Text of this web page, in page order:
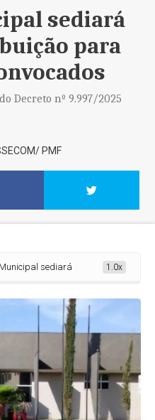
sediará
para
Decreto nº 9.997/2025
PMF
sediará sessão de atribuição
1.0x